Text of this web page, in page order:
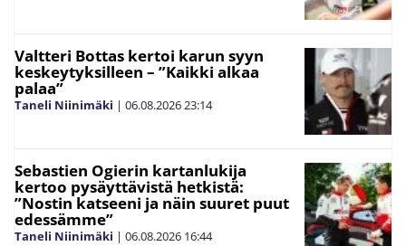
Valtteri Bottas kertoi karun syyn
keskeytyksilleen – ”Kaikki alkaa
palaa”
Taneli Niinimäki | 06.08.202623:14
Sebastien Ogierin kartanlukija
kertoo pysäyttävistä hetkistä:
”Nostin katseeni ja näin suuret puut
edessämme”
Taneli Niinimäki | 06.08.2026 16:44